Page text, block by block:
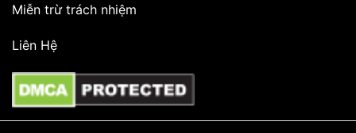
Miễn trừ trách nhiệm
Liên Hệ